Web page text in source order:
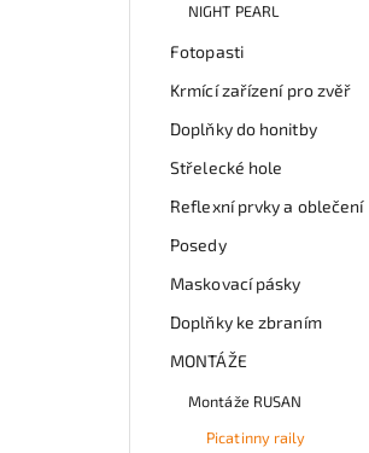
NIGHT PEARL
Fotopasti
Krmící zařízení pro zvěř
Doplňky do honitby
Střelecké hole
Reflexní prvky a oblečení
Posedy
Maskovací pásky
Doplňky ke zbraním
MONTÁŽE
Montáže RUSAN
Picatinny raily